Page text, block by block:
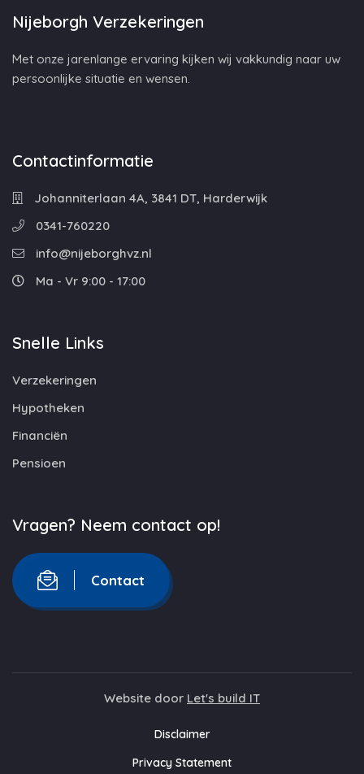
Nijeborgh Verzekeringen
Met onze jarenlange ervaring kijken wij vakkundig naar uw
persoonlijke situatie en wensen.
Contactinformatie
Johanniterlaan 4A, 3841 DT, Harderwijk
0341-760220
info@nijeborghvz.nl
Ma - Vr 9:00 - 17:00
Snelle Links
Verzekeringen
Hypotheken
Financiën
Pensioen
Vragen? Neem contact op!
Contact
Website door Let's build IT
Disclaimer
Privacy Statement